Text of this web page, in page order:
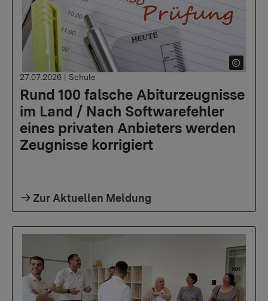
Rund 100 falsche Abiturzeugnisse
im Land / Nach Softwarefehler
eines privaten Anbieters werden
Zeugnisse korrigiert
27.07.2026 | Schule
Zur Aktuellen Meldung